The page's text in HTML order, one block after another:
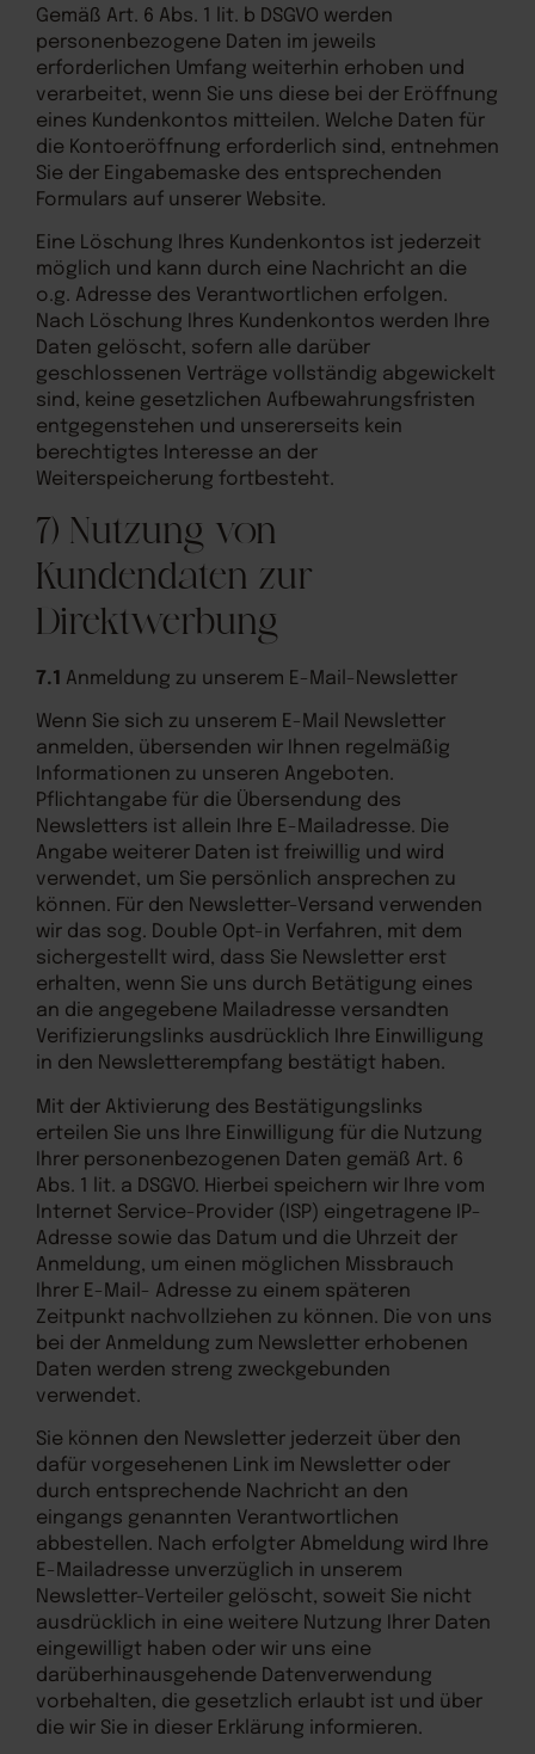
Gemäß Art. 6 Abs. 1 lit. b DSGVO werden
personenbezogene Daten im jeweils
erforderlichen Umfang weiterhin erhoben und
verarbeitet, wenn Sie uns diese bei der Eröffnung
eines Kundenkontos mitteilen. Welche Daten für
die Kontoeröffnung erforderlich sind, entnehmen
Sie der Eingabemaske des entsprechenden
Formulars auf unserer Website.
Eine Löschung Ihres Kundenkontos ist jederzeit
möglich und kann durch eine Nachricht an die
o.g. Adresse des Verantwortlichen erfolgen.
Nach Löschung Ihres Kundenkontos werden Ihre
Daten gelöscht, sofern alle darüber
geschlossenen Verträge vollständig abgewickelt
sind, keine gesetzlichen Aufbewahrungsfristen
entgegenstehen und unsererseits kein
berechtigtes Interesse an der
Weiterspeicherung fortbesteht.
7) Nutzung von
Kundendaten zur
Direktwerbung
7.1 Anmeldung zu unserem E-Mail-Newsletter
Wenn Sie sich zu unserem E-Mail Newsletter
anmelden, übersenden wir Ihnen regelmäßig
Informationen zu unseren Angeboten.
Pflichtangabe für die Übersendung des
Newsletters ist allein Ihre E-Mailadresse. Die
Angabe weiterer Daten ist freiwillig und wird
verwendet, um Sie persönlich ansprechen zu
können. Für den Newsletter-Versand verwenden
wir das sog. Double Opt-in Verfahren, mit dem
sichergestellt wird, dass Sie Newsletter erst
erhalten, wenn Sie uns durch Betätigung eines
an die angegebene Mailadresse versandten
Verifizierungslinks ausdrücklich Ihre Einwilligung
in den Newsletterempfang bestätigt haben.
Mit der Aktivierung des Bestätigungslinks
erteilen Sie uns Ihre Einwilligung für die Nutzung
Ihrer personenbezogenen Daten gemäß Art. 6
Abs. 1 lit. a DSGVO. Hierbei speichern wir Ihre vom
Internet Service-Provider (ISP) eingetragene IP-
Adresse sowie das Datum und die Uhrzeit der
Anmeldung, um einen möglichen Missbrauch
Ihrer E-Mail- Adresse zu einem späteren
Zeitpunkt nachvollziehen zu können. Die von uns
bei der Anmeldung zum Newsletter erhobenen
Daten werden streng zweckgebunden
verwendet.
Sie können den Newsletter jederzeit über den
dafür vorgesehenen Link im Newsletter oder
durch entsprechende Nachricht an den
eingangs genannten Verantwortlichen
abbestellen. Nach erfolgter Abmeldung wird Ihre
E-Mailadresse unverzüglich in unserem
Newsletter-Verteiler gelöscht, soweit Sie nicht
ausdrücklich in eine weitere Nutzung Ihrer Daten
eingewilligt haben oder wir uns eine
darüberhinausgehende Datenverwendung
vorbehalten, die gesetzlich erlaubt ist und über
die wir Sie in dieser Erklärung informieren.